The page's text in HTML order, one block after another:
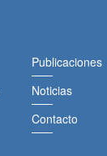
Publicaciones
Noticias
Contacto